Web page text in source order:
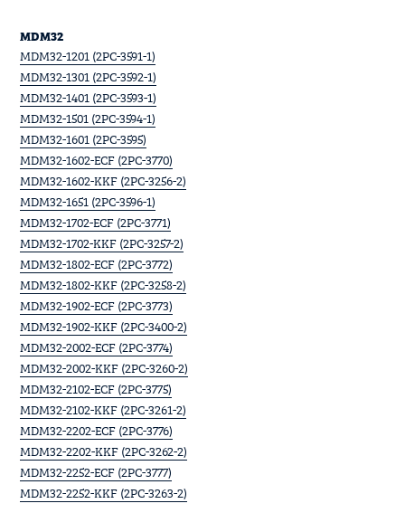
MDM32
MDM32-1201 (2PC-3591-1)
MDM32-1301 (2PC-3592-1)
MDM32-1401 (2PC-3593-1)
MDM32-1501 (2PC-3594-1)
MDM32-1601 (2PC-3595)
MDM32-1602-ECF (2PC-3770)
MDM32-1602-KKF (2PC-3256-2)
MDM32-1651 (2PC-3596-1)
MDM32-1702-ECF (2PC-3771)
MDM32-1702-KKF (2PC-3257-2)
MDM32-1802-ECF (2PC-3772)
MDM32-1802-KKF (2PC-3258-2)
MDM32-1902-ECF (2PC-3773)
MDM32-1902-KKF (2PC-3400-2)
MDM32-2002-ECF (2PC-3774)
MDM32-2002-KKF (2PC-3260-2)
MDM32-2102-ECF (2PC-3775)
MDM32-2102-KKF (2PC-3261-2)
MDM32-2202-ECF (2PC-3776)
MDM32-2202-KKF (2PC-3262-2)
MDM32-2252-ECF (2PC-3777)
MDM32-2252-KKF (2PC-3263-2)